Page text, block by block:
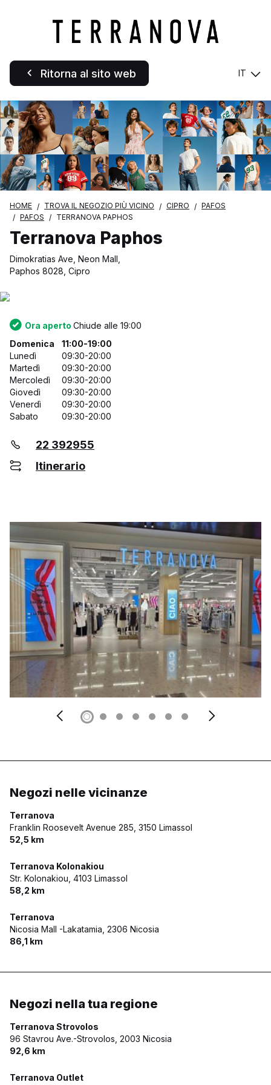
Ritorna al sito web IT
HOME TROVA IL NEGOZIO PIÙ VICINO CIPRO
PAFOS
PAFOS
TERRANOVA PAPHOS
Terranova Paphos
Dimokratias Ave, Neon Mall,
Paphos 8028, Cipro
Ora aperto Chiude alle 19:00
Domenica
11:00-19:00
Lunedì
09:30-20:00
Martedì
09:30-20:00
Mercoledì
09:30-20:00
Giovedì
09:30-20:00
Venerdì
09:30-20:00
Sabato
09:30-20:00
22 392955
Itinerario
Negozi nelle vicinanze
Terranova
Franklin Roosevelt Avenue 285, 3150 Limassol
52,5 km
Terranova Kolonakiou
Str. Kolonakiou, 4103 Limassol
58,2 km
Terranova
Nicosia Mall -Lakatamia, 2306 Nicosia
86,1 km
Negozi nella tua regione
Terranova Strovolos
96 Stavrou Ave.-Strovolos, 2003 Nicosia
92,6 km
Terranova Outlet